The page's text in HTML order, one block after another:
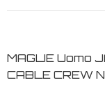
MAGLIE Uomo
CABLE CREW